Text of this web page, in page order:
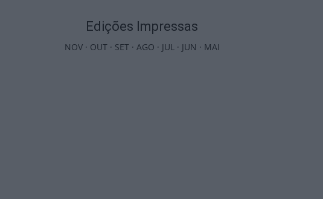
Edições Impressas
NOV· OUT· SET· AGO · JUL· JUN · MAI